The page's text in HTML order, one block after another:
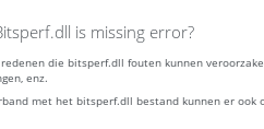
is missing error?
die bitsperf.dll fouten kunnen
enz.
met het bitsperf.dll bestand kunnen er